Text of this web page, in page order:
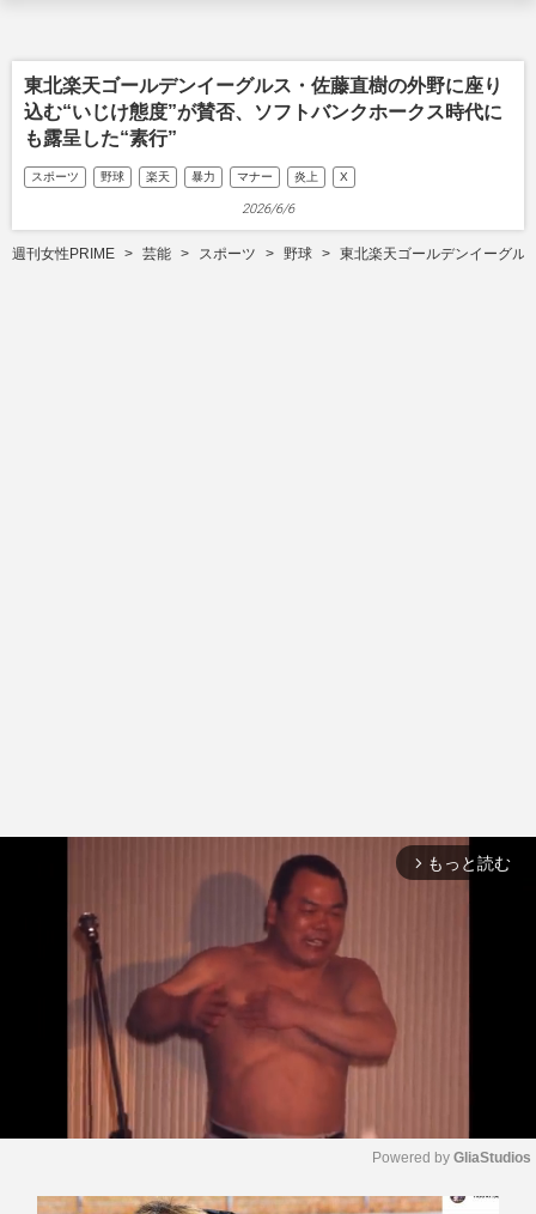
東北楽天ゴールデンイーグルス・佐藤直樹の外野に座り
込む“いじけ態度”が賛否、ソフトバンクホークス時代に
も露呈した“素行”
スポーツ 野球 楽天 暴力 マナー 炎上 X
2026/6/6
週刊女性PRIME 芸能 スポーツ 野球 東北楽天ゴールデンイーグル
arrow_forward_ios もっと読む
M
Powered by GliaStudios